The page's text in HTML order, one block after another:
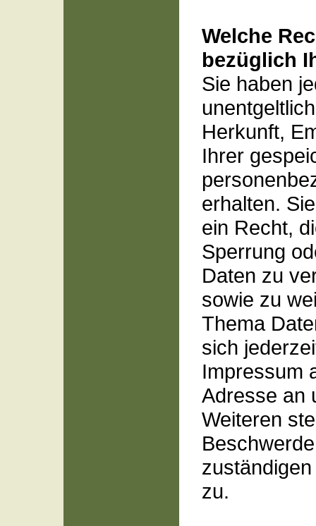
Welche
bezüglich
Sie haben
Herkunft,
Ihrer
erhalten.
ein Recht,
Sperrung
Daten zu
sowie zu
Thema
sich
Impressum
Adresse an
Weiteren
zu.